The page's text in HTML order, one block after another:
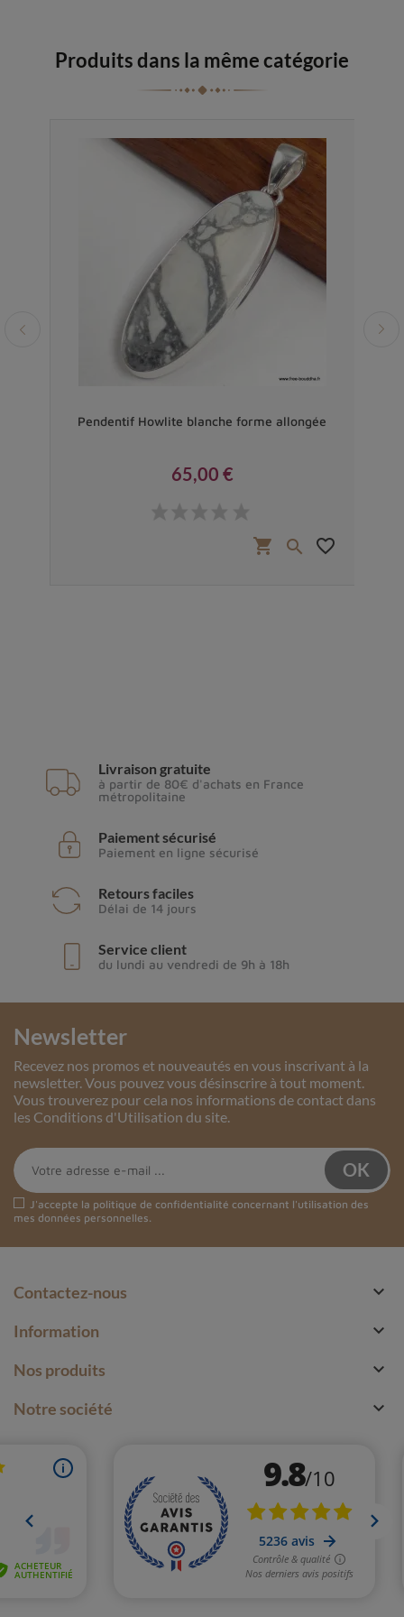
Produits dans la même catégorie
Pendentif Howlite blanche forme allongée
65,00 €
shopping_cart  favorite_border
Livraison gratuite
à partir de 80€ d'achats en France
métropolitaine
Paiement sécurisé
Paiement en ligne sécurisé
Retours faciles
Délai de 14 jours
Service client
du lundi au vendredi de 9h à 18h
Newsletter
Recevez nos promos et nouveautés en vous inscrivant à la
newsletter. Vous pouvez vous désinscrire à tout moment.
Vous trouverez pour cela nos informations de contact dans
les Conditions d'Utilisation du site.
J'accepte la politique de confidentialité concernant l'utilisation des
mes données personnelles.
Contactez-nous 
Information 
Nos produits 
Notre société 